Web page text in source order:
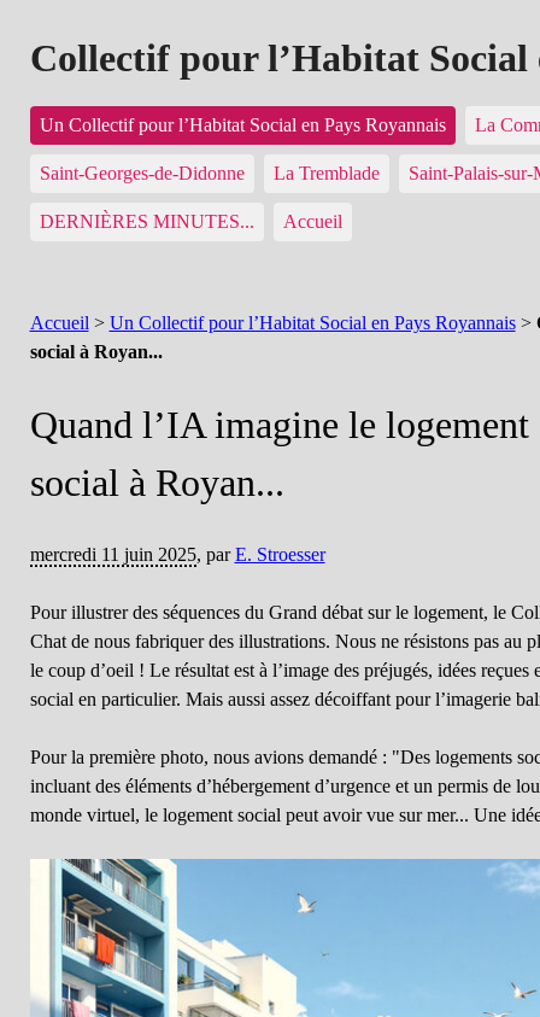
Collectif pour l’Habitat Social
Un Collectif pour l’Habitat Social en Pays Royannais La
Saint-Georges-de-Didonne La Tremblade Saint-Palais-sur-
DERNIÈRES MINUTES... Accueil
Accueil > Un Collectif pour l’Habitat Social en Pays Royannais>
social à Royan...
Quand l’IA imagine le logement
social à Royan...
mercredi 11 juin 2025, parE. Stroesser
Pour illustrer des séquences du Grand débat sur le logement, le
Chat de nous fabriquer des illustrations. Nous ne résistons pas au
le coup d’oeil ! Le résultat est à l’image des préjugés, idées
social en particulier. Mais aussi assez décoiffant pour l’imagerie
Pour la première photo, nous avions demandé : "Des logements
incluant des éléments d’hébergement d’urgence et un permis de
monde virtuel, le logement social peut avoir vue sur mer... Une